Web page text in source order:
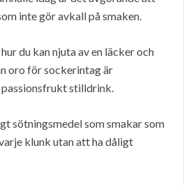
inte gör avkall på smaken.
du kan njuta av en läcker och
oro för sockerintag är
stilldrink.
sötningsmedel som smakar som
klunk utan att ha dåligt